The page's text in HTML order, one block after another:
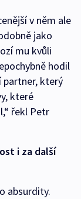
v něm ale
jako
mu kvůli
hodil
partner, který
které
řekl Petr
i za další
absurdity.